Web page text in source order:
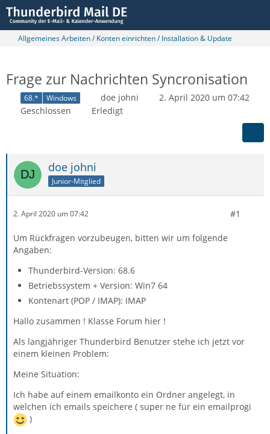
Allgemeines Arbeiten / Konten einrichten / Installation & Update
Frage zur Nachrichten Syncronisation
68.* Windows doe johni
2. April 2020 um 07:42
Geschlossen
Erledigt
doe johni
Junior-Mitglied
2. April 2020 um 07:42 #1
Um Rückfragen vorzubeugen, bitten wir um folgende
Angaben:
Thunderbird-Version: 68.6
Betriebssystem + Version: Win7 64
Kontenart (POP / IMAP): IMAP
Hallo zusammen ! Klasse Forum hier !
Als langjähriger Thunderbird Benutzer stehe ich jetzt vor
einem kleinen Problem:
Meine Situation:
Ich habe auf einem emailkonto ein Ordner angelegt, in
welchen ich emails speichere ( super ne für ein emailprogi
)